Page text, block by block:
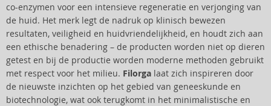
co-enzymen voor een intensieve regeneratie en verjonging van
de huid. Het merk legt de nadruk op klinisch bewezen
resultaten, veiligheid en huidvriendelijkheid, en houdt zich aan
een ethische benadering – de producten worden niet op dieren
getest en bij de productie worden moderne methoden gebruikt
met respect voor het milieu. Filorga laat zich inspireren door
de nieuwste inzichten op het gebied van geneeskunde en
biotechnologie, wat ook terugkomt in het minimalistische en